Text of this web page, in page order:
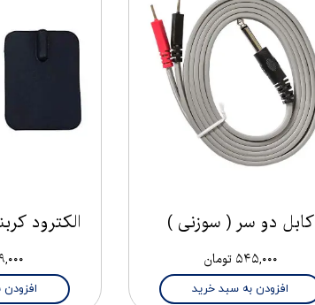
کابل دو سر ( سوزنی )
۵۴۵,۰۰۰ تومان
افزودن به سبد خرید
الکترود کربنی 4*6 (